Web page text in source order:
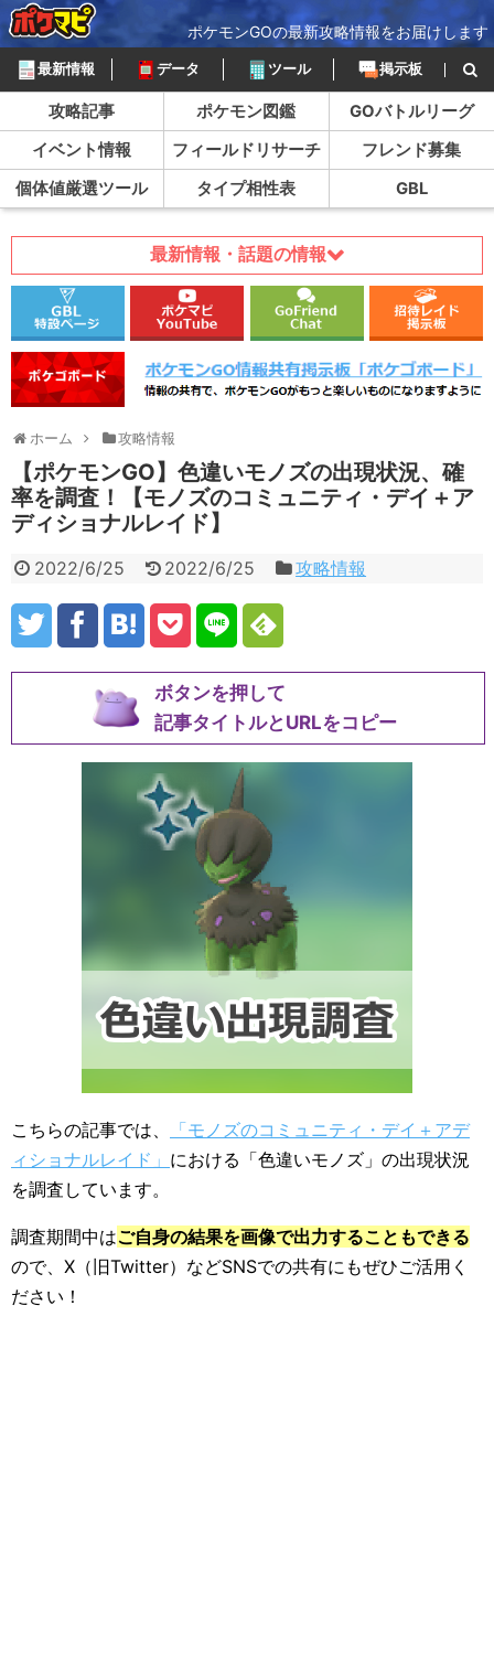
ポケモンGOの最新攻略情報をお届けします
最新情報 データ ツール 掲示板
攻略記事 ポケモン図鑑
GOバトルリーグ
イベント情報
フィールドリサーチ
フレンド募集
個体値厳選ツール
タイプ相性表 GBL
最新情報・話題の情報
ホーム 攻略情報
【ポケモンGO】色違いモノズの出現状況、確
率を調査！【モノズのコミュニティ・デイ＋ア
ディショナルレイド】
2022/6/25 2022/6/25 攻略情報
ボタンを押して
記事タイトルとURLをコピー
こちらの記事では、
「モノズのコミュニティ・デイ＋アデ
ィショナルレイド」 における「色違いモノズ」の出現状況
を調査しています。
調査期間中はご自身の結果を画像で出力することもできる
ので、X（旧Twitter）などSNSでの共有にもぜひご活用く
ださい！